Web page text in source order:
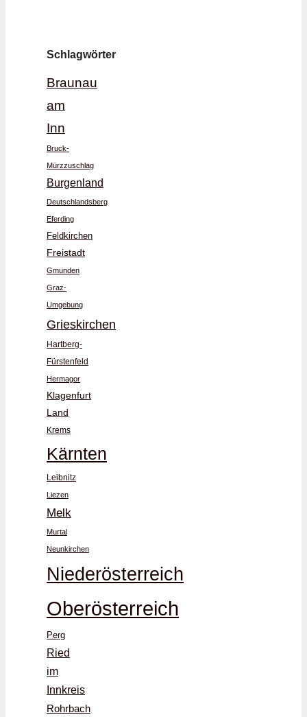
Schlagwörter
Braunau
am
Inn
Bruck-
Mürzzuschlag
Burgenland
Deutschlandsberg
Eferding
Feldkirchen
Freistadt
Gmunden
Graz-
Umgebung
Grieskirchen
Hartberg-
Fürstenfeld
Hermagor
Klagenfurt
Land
Krems
Kärnten
Leibnitz
Liezen
Melk
Murtal
Neunkirchen
Niederösterreich
Oberösterreich
Perg
Ried
im
Innkreis
Rohrbach